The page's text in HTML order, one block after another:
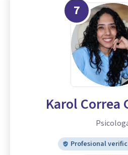
7
Karol Correa
Profesional